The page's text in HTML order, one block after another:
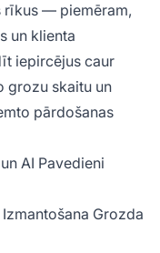
rīkus — piemēram,
un klienta
iepircējus caur
grozu skaitu un
pārdošanas
AI Pavedieni
Grozda